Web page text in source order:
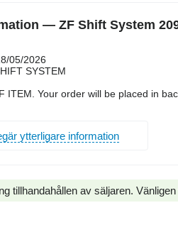
— ZF Shift System
05/2026
SYSTEM
ITEM. Your order will be placed in
ytterligare information
tillhandahållen av säljaren.